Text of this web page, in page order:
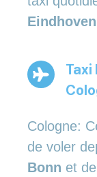
Eindhoven
Taxi
Cologne:
de voler
Bonn et